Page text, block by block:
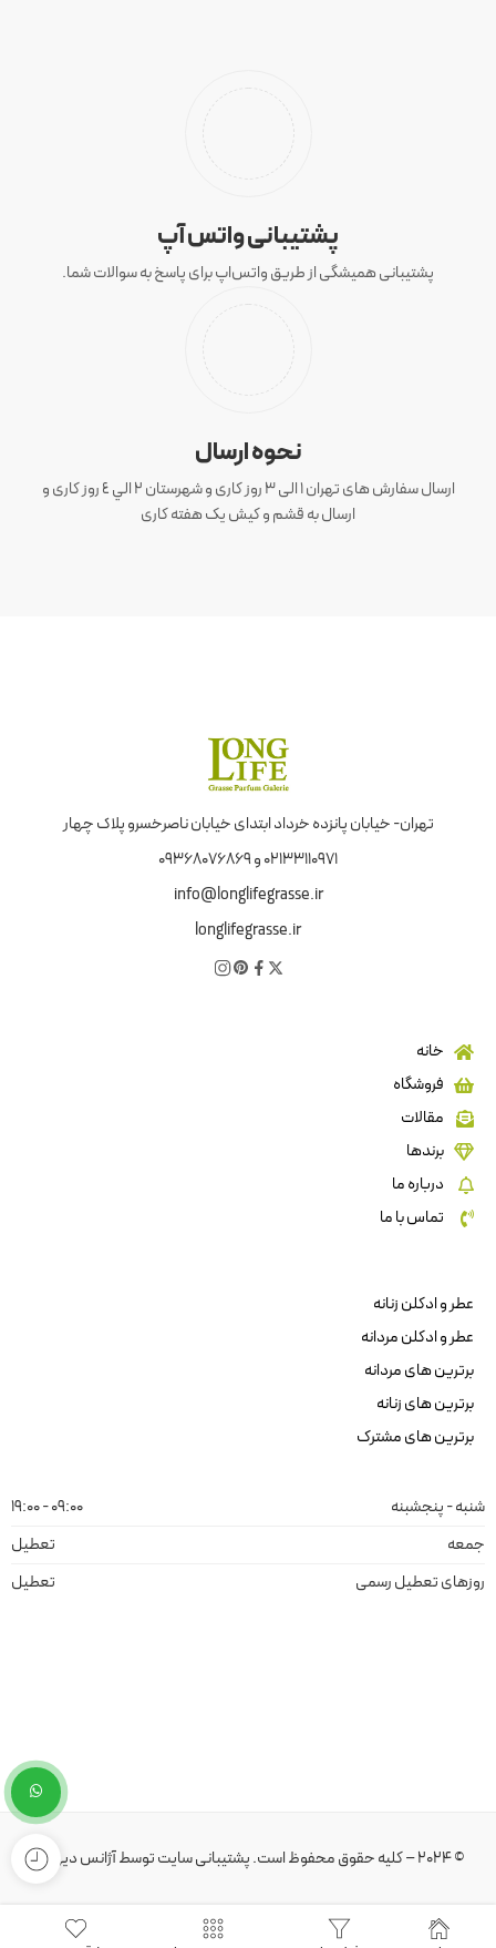
پشتیبانی واتس آپ
پشتیبانی همیشگی از طریق واتس‌اپ برای پاسخ به سوالات شما.
نحوه ارسال
ارسال سفارش های تهران 1 الی 3 روز کاری و شهرستان ٢ الي ٤ روز کاری و
ارسال به قشم و کیش یک هفته کاری
تهران- خیابان پانزده خرداد ابتدای خیابان ناصرخسرو پلاک چهار
02133110971 و 09368076869
info@longlifegrasse.ir
longlifegrasse.ir
خانه
فروشگاه
مقالات
برندها
درباره ما
تماس با ما
عطر و ادکلن زنانه
عطر و ادکلن مردانه
برترین های مردانه
برترین های زنانه
برترین های مشترک
شنبه - پنجشبنه
09:00 - 19:00
جمعه
تعطیل
روزهای تعطیل رسمی
تعطیل
© 2024 – کلیه حقوق محفوظ است. پشتیبانی سایتتوسطآژانس دیهیم.